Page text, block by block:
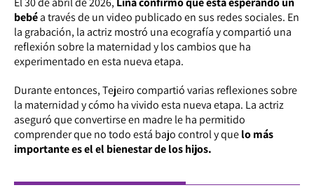
bebéa través de un video publicado en sus redes sociales. En
la grabación, la actriz mostró una ecografía y compartió una
reflexión sobre la maternidad y los cambios que ha
experimentado en esta nueva etapa.
Durante entonces, Tejeiro compartió varias reflexiones sobre
la maternidad y cómo ha vivido esta nueva etapa. La actriz
aseguró que convertirse en madre le ha permitido
comprender que no todo está bajo control y quelo más
importante es el el bienestar de los hijos.